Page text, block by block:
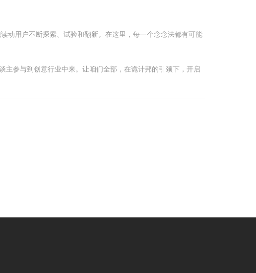
动用户不断探索、试验和翻新。在这里，每一个念念法都有可能
主参与到创意行业中来。让咱们全部，在诡计邦的引颈下，开启